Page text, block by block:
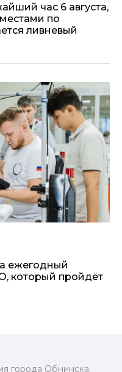
час 6 августа,
по
ливневый
ежегодный
который пройдёт
города Обнинска.